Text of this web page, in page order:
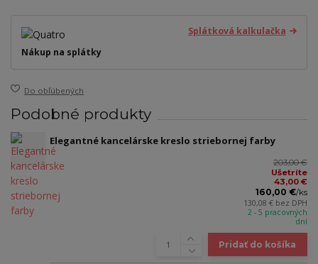
Splátková kalkulačka
Nákup na splátky
Do obľúbených
Podobné produkty
Elegantné kancelárske kreslo striebornej farby
203,00 €
Ušetríte
43,00 €
160,00 €/ks
130,08 € bez DPH
2 - 5 pracovných
dní
Pridať do košíka